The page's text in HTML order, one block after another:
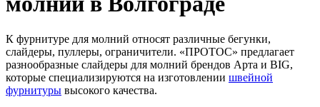
К фурнитуре для молний относят различные бегунки,
слайдеры, пуллеры, ограничители. «ПРОТОС» предлагает
разнообразные слайдеры для молний брендов Арта и BIG,
которые специализируются на изготовлении швейной
фурнитуры высокого качества.